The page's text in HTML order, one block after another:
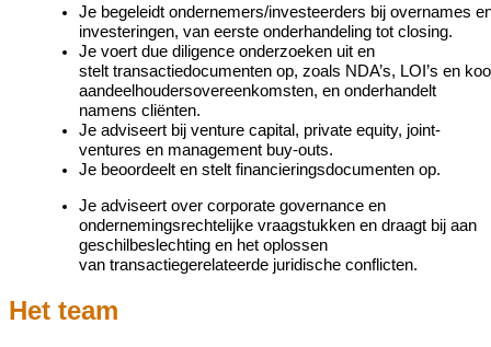
Je begeleidt ondernemers/investeerders bij overnames
investeringen, van eerste onderhandeling tot closing.
Je voert due diligence onderzoeken uit en
stelt transactiedocumenten op, zoals NDA’s, LOI’s en
aandeelhoudersovereenkomsten, en onderhandelt
namens cliënten.
Je adviseert bij venture capital, private equity, joint-
ventures en management buy-outs.
Je beoordeelt en stelt financieringsdocumenten op.
Je adviseert over corporate governance en
ondernemingsrechtelijke vraagstukken en draagt bij aan
geschilbeslechting en het oplossen
van transactiegerelateerde juridische conflicten.
Het team